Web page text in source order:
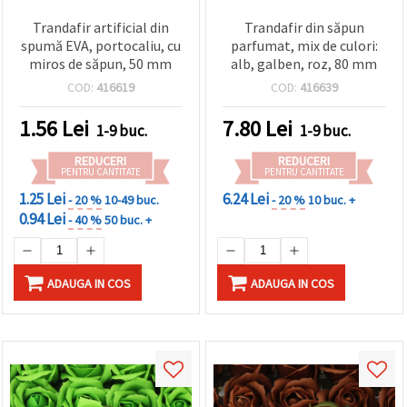
Trandafir artificial din
spumă EVA, portocaliu, cu
miros de săpun, 50 mm
COD: 416619
1.56 Lei 1-9 buc.
REDUCERI
PENTRU CANTITATE
1.25 Lei- 20 %10-49 buc.
0.94 Lei- 40 %50 buc. +
ADAUGA IN COS
Trandafir din săpun
parfumat, mix de culori:
alb, galben, roz, 80 mm
COD: 416639
7.80 Lei 1-9 buc.
REDUCERI
PENTRU CANTITATE
6.24 Lei- 20 %10 buc. +
ADAUGA IN COS